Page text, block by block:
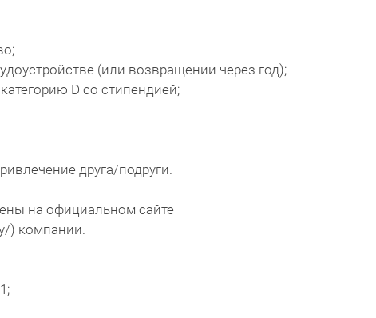
(или возвращении через год);
D со стипендией;
друга/подруги.
на официальном сайте
) компании.